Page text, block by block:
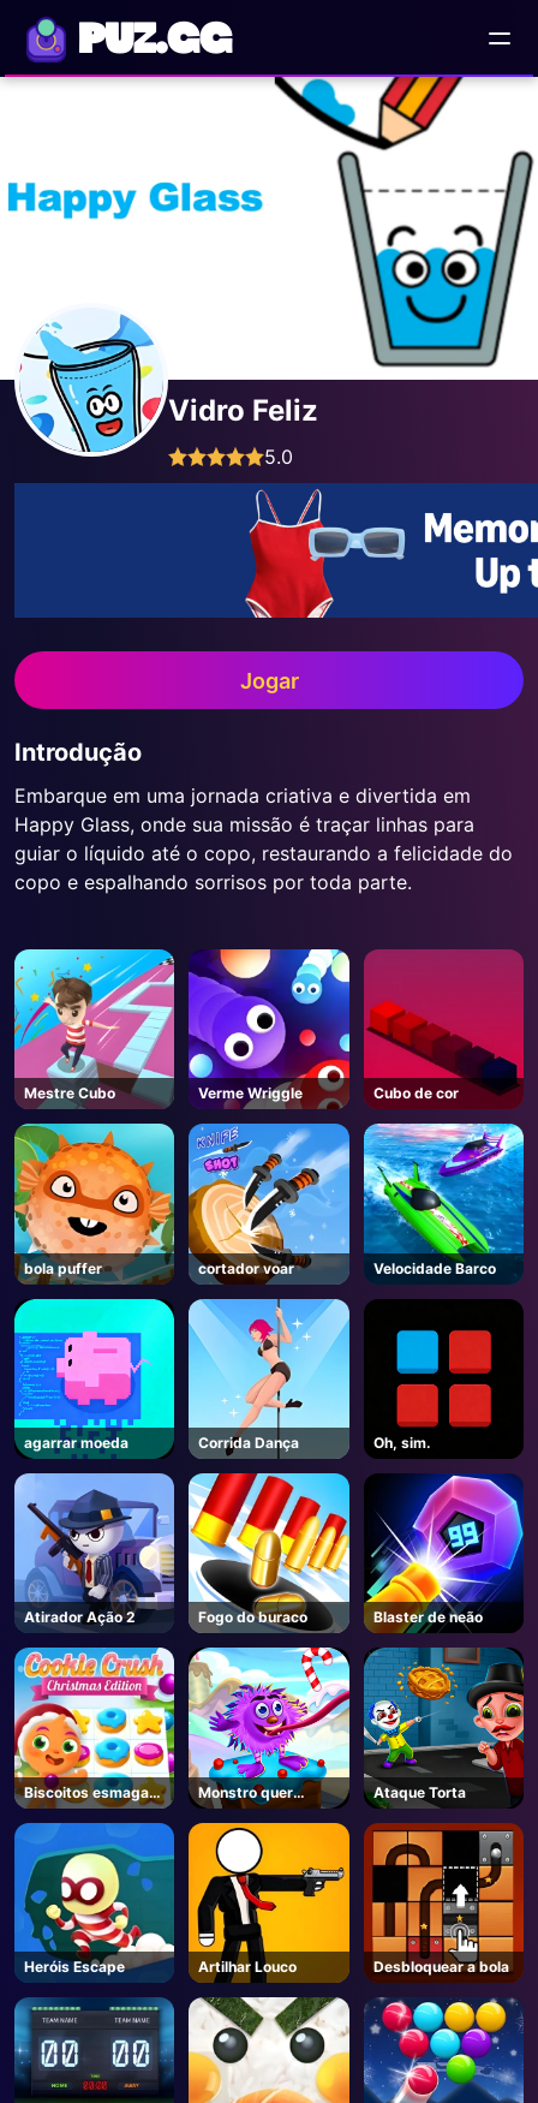
PUZ.GG
AD
Vidro Feliz
5.0
Jogar
Introdução
Embarque em uma jornada criativa e divertida em
Happy Glass, onde sua missão é traçar linhas para
guiar o líquido até o copo, restaurando a felicidade do
copo e espalhando sorrisos por toda parte.
Mestre Cubo Verme Wriggle Cubo de cor
bola puffer cortador voar Velocidade Barco
agarrar moeda Corrida Dança Oh, sim.
Atirador Ação 2 Fogo do buraco Blaster de neão
Biscoitos esmagam
Natal
Monstro quer
doces
Ataque Torta
Heróis Escape Artilhar Louco Desbloquear a bola